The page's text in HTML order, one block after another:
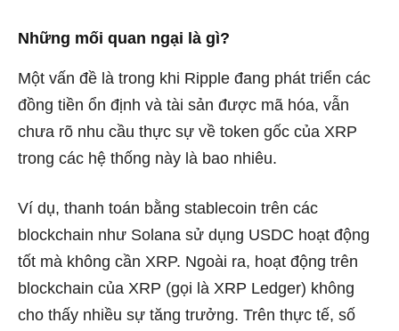
Những mối quan ngại là gì?
Một vấn đề là trong khi Ripple đang phát triển các
đồng tiền ổn định và tài sản được mã hóa, vẫn
chưa rõ nhu cầu thực sự về token gốc của XRP
trong các hệ thống này là bao nhiêu.
Ví dụ, thanh toán bằng stablecoin trên các
blockchain như Solana sử dụng USDC hoạt động
tốt mà không cần XRP. Ngoài ra, hoạt động trên
blockchain của XRP (gọi là XRP Ledger) không
cho thấy nhiều sự tăng trưởng. Trên thực tế, số